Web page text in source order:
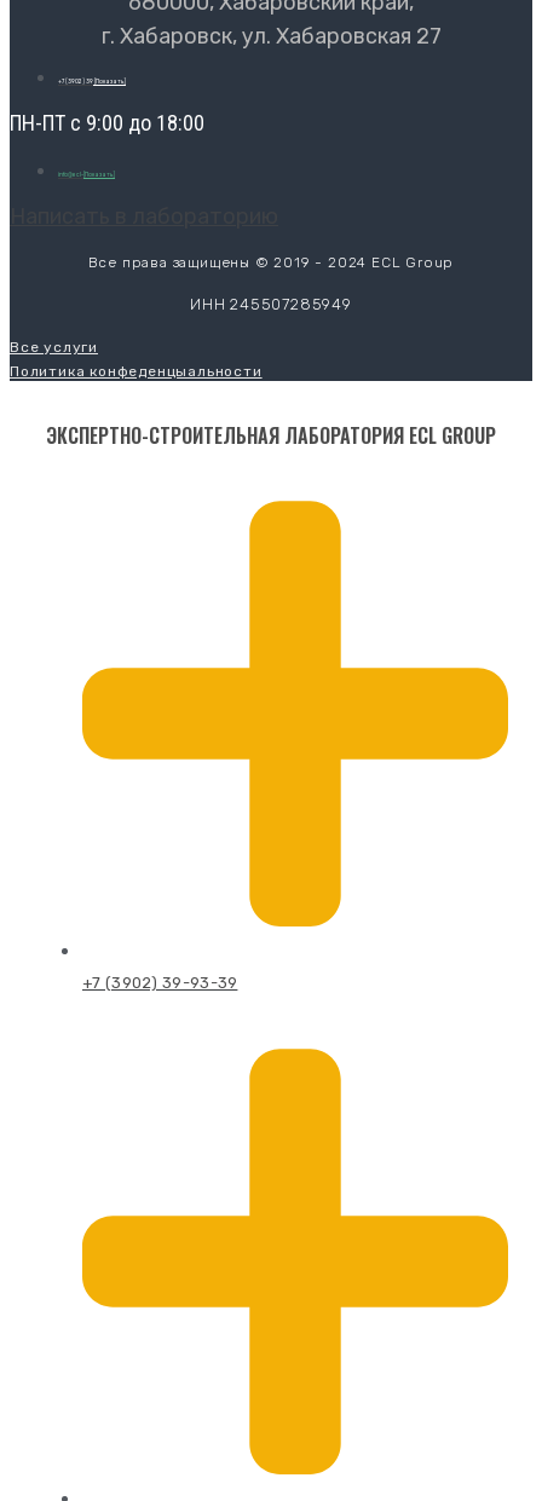
г. Хабаровск, ул. Хабаровская 27
+7 (3902) 39 [Показать]
ПН-ПТ с 9:00 до 18:00
info@ecl- [Показать]
Все права защищены © 2019 - 2024 ECL Group
ИНН 245507285949
Все услуги
Политика конфеденцыальности
ЭКСПЕРТНО-СТРОИТЕЛЬНАЯ ЛАБОРАТОРИЯ ECL GROUP
+7 (3902) 39-93-39